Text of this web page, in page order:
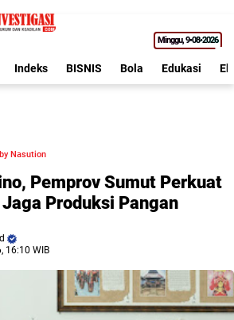
Minggu 9•08•2026
Indeks BISNIS Bola Edukasi
Nasution
Pemprov Sumut Perkuat
Produksi Pangan
16:10 WIB